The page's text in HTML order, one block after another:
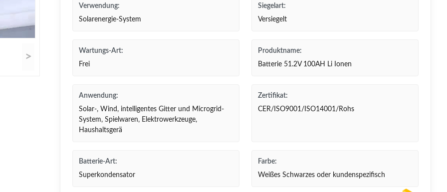
>
Verwendung:
Solarenergie-System
Siegelart:
Versiegelt
Wartungs-Art:
Frei
Produktname:
Batterie 51.2V 100AH Li Ionen
Anwendung:
Solar-, Wind, intelligentes Gitter und Microgrid-
System, Spielwaren, Elektrowerkzeuge,
Haushaltsgerä
Zertifikat:
CER/ISO9001/ISO14001/Rohs
Batterie-Art:
Superkondensator
Farbe:
Weißes Schwarzes oder kundenspezifisch